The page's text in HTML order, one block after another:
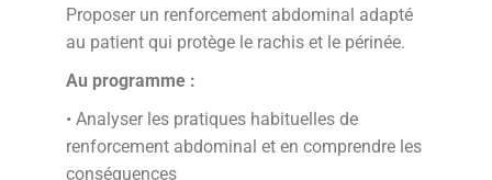
Proposer un renforcement abdominal adapté
au patient qui protège le rachis et le périnée.
Au programme :
• Analyser les pratiques habituelles de
renforcement abdominal et en comprendre les
conséquences